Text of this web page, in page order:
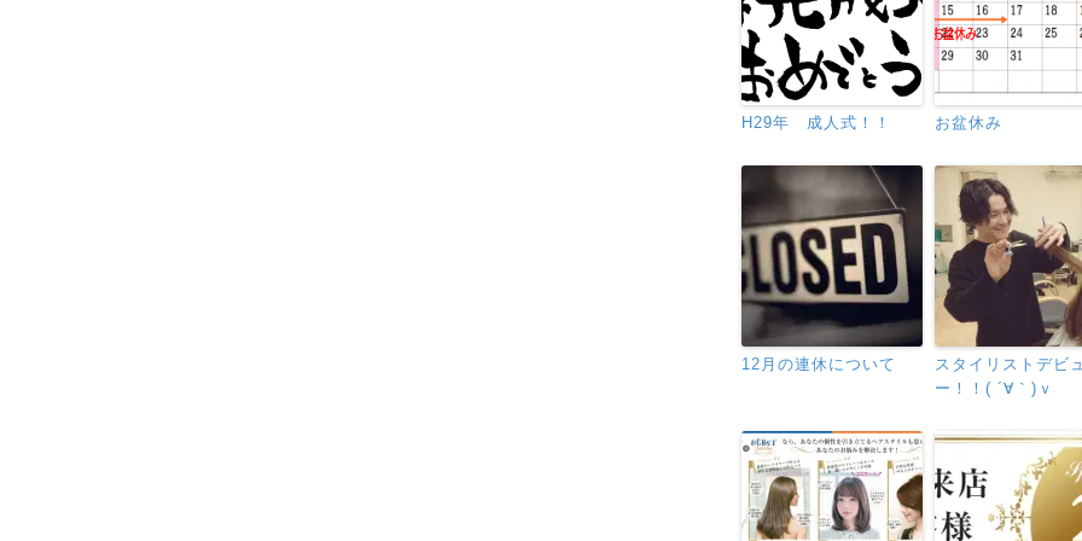
H29年 成人式！！ お盆休み
12月の連休について
スタイリストデビ
ー！！( ´∀｀)ｖ